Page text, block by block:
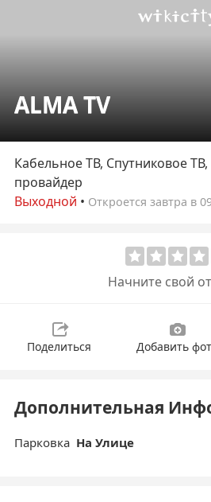
ALMA TV
Кабельное ТВ, Спутниковое
провайдер
Выходной • Откроется завтра в
Начните свой
Поделиться Добавить
Дополнительная
Парковка На Улице